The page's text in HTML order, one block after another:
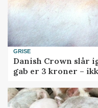
GRISE
Danish Crown slår
gab er 3 kroner –